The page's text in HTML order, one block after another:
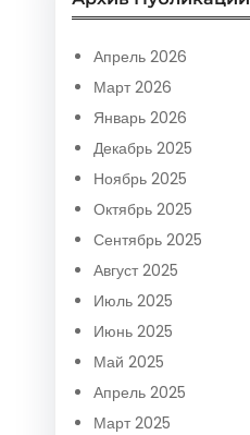
h
Апрель 2026
Март 2026
Январь 2026
Декабрь 2025
Ноябрь 2025
Октябрь 2025
Сентябрь 2025
Август 2025
Июль 2025
Июнь 2025
Май 2025
Апрель 2025
Март 2025